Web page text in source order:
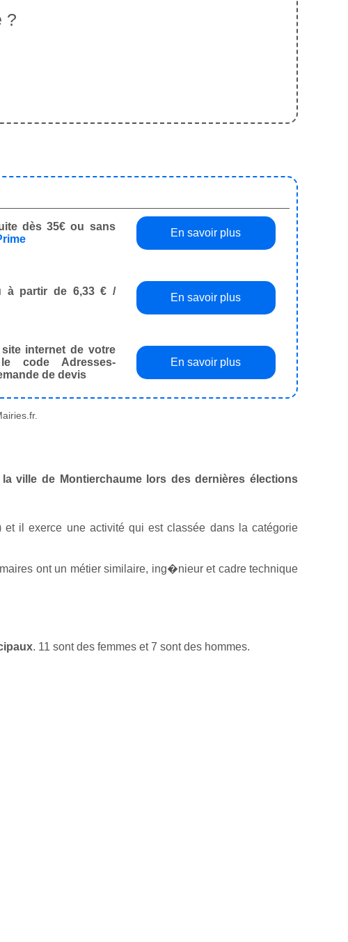
?
dès 35€ ou sans
En savoir plus
à partir de 6,33 € /
En savoir plus
internet de votre
code Adresses-
de devis
En savoir plus
ville de Montierchaume lors des dernières élections
il exerce une activité qui est classée dans la catégorie
ont un métier similaire, ing�nieur et cadre technique
. 11 sont des femmes et 7 sont des hommes.